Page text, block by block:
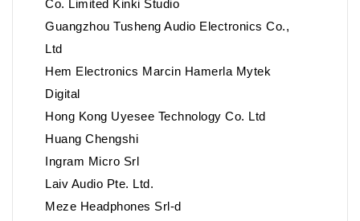
Co. Limited Kinki Studio
Guangzhou Tusheng Audio Electronics Co.,
Ltd
Hem Electronics Marcin Hamerla Mytek
Digital
Hong Kong Uyesee Technology Co. Ltd
Huang Chengshi
Ingram Micro Srl
Laiv Audio Pte. Ltd.
Meze Headphones Srl-d